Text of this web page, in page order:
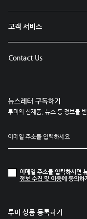
고객 서비스
Contact Us
뉴스레터 구독하기
투미의 신제품, 뉴스 등 정보를
이메일 주소를 입력하시면
정보 수집 및 이용에 동의하
투미 상품 등록하기